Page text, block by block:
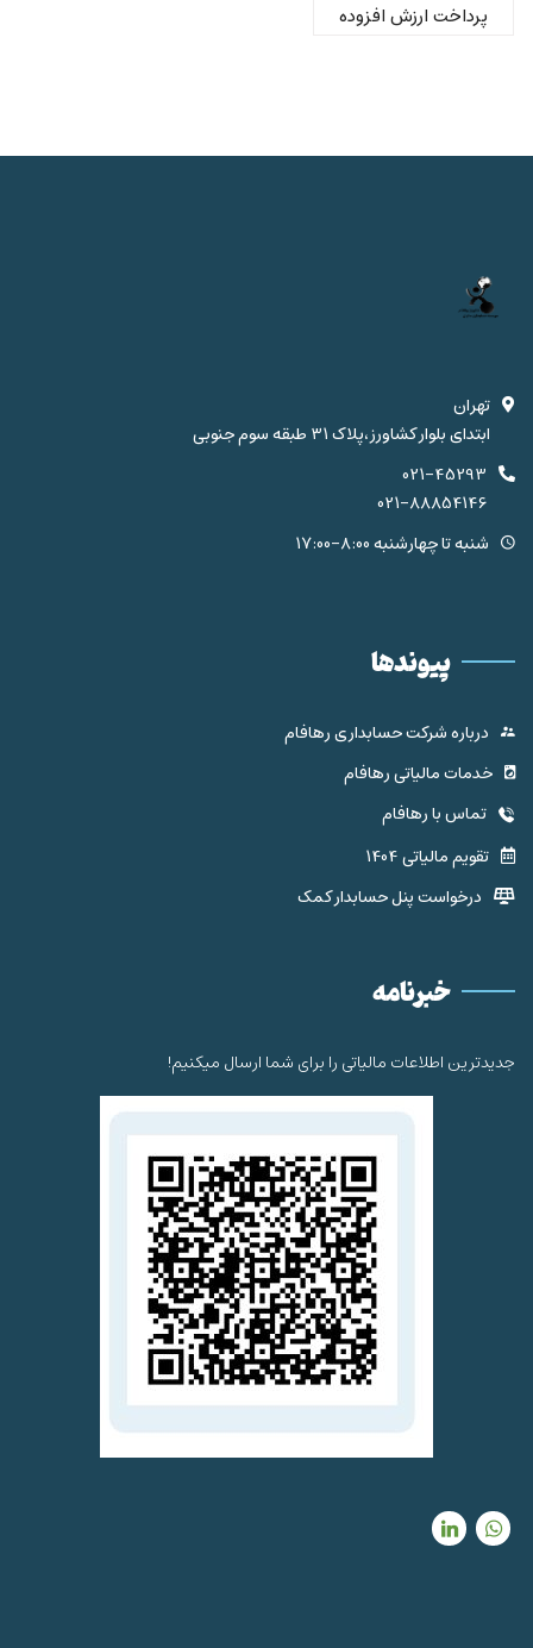
پرداخت ارزش افزوده
تهران
ابتدای بلوار کشاورز،پلاک 31 طبقه سوم جنوبی
021-45293
021-88854146
شنبه تا چهارشنبه 8:00-17:00
پیوندها
درباره شرکت حسابداری رهافام
خدمات مالیاتی رهافام
تماس با رهافام
تقویم مالیاتی 1404
درخواست پنل حسابدار کمک
خبرنامه
جدیدترین اطلاعات مالیاتی را برای شما ارسال میکنیم!